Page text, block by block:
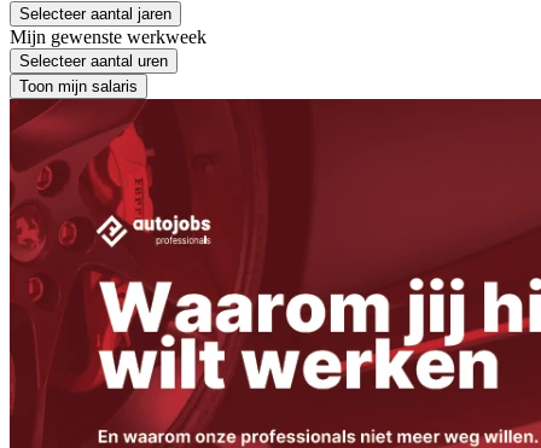
Selecteer aantal jaren
Mijn gewenste werkweek
Selecteer aantal uren
Toon mijn salaris